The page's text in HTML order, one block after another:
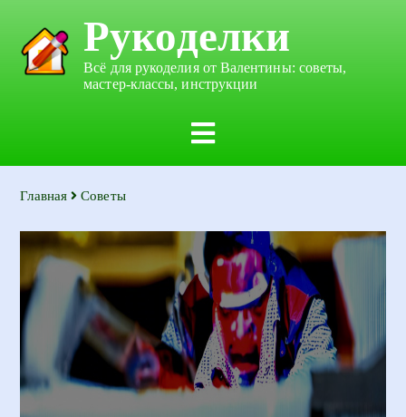
Рукоделки
Всё для рукоделия от Валентины: советы,
мастер-классы, инструкции
Главная Советы